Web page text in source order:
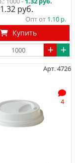
1.32
Опт от 1.10
Купить
Арт. 4726
4